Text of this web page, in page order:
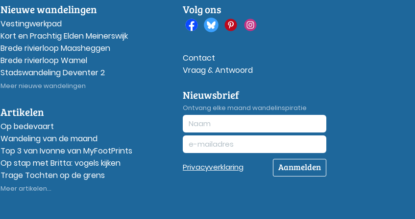
Nieuwe wandelingen
Vestingwerkpad
Kort en Prachtig Elden Meinerswijk
Brede rivierloop Maasheggen
Brede rivierloop Wamel
Stadswandeling Deventer 2
Meer nieuwe wandelingen
Artikelen
Op bedevaart
Wandeling van de maand
Top 3 van Ivonne van MyFootPrints
Op stap met Britta: vogels kijken
Trage Tochten op de grens
Meer artikelen...
Volg ons
Contact
Vraag & Antwoord
Nieuwsbrief
Ontvang elke maand wandelinspiratie
Privacyverklaring Aanmelden